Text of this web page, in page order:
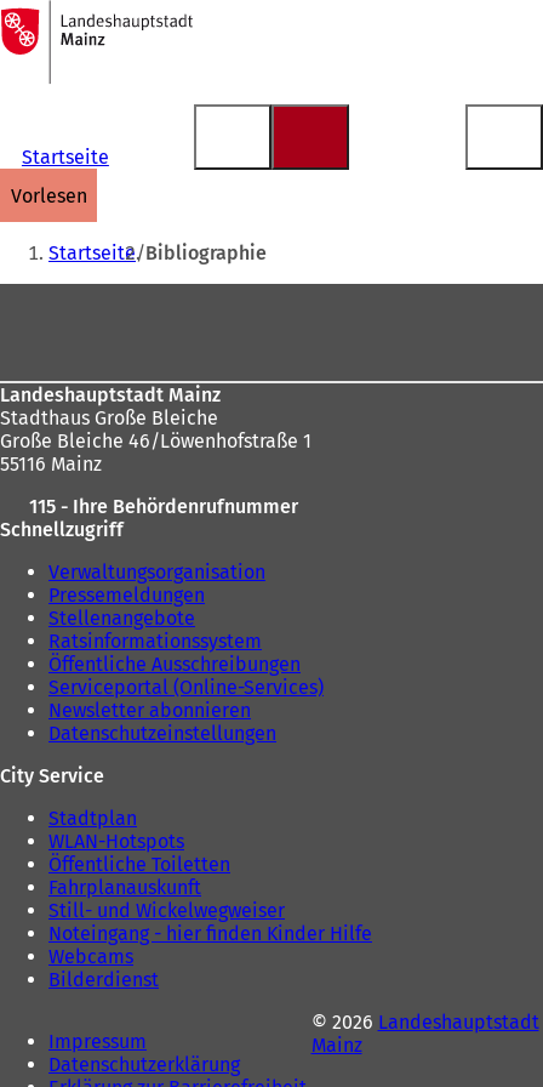
Inhalt anspringen
Zur
Startseite
Startseite
vorlesen
Sie
befinden
Startseite Bibliographie
Landeshauptstadt Mainz
Stadthaus Große Bleiche
Große Bleiche 46/Löwenhofstraße 1
55116 Mainz
115 - Ihre Behördenrufnummer
Schnellzugriff
Verwaltungsorganisation
Pressemeldungen
Stellenangebote
Ratsinformationssystem
Öffentliche Ausschreibungen
Serviceportal (Online-Services)
Newsletter abonnieren
Datenschutzeinstellungen
City Service
Stadtplan
WLAN-Hotspots
Öffentliche Toiletten
Fahrplanauskunft
Still- und Wickelwegweiser
Noteingang - hier finden Kinder Hilfe
Webcams
Bilderdienst
Impressum
Datenschutzerklärung
© 2026 Landeshauptstadt
Mainz